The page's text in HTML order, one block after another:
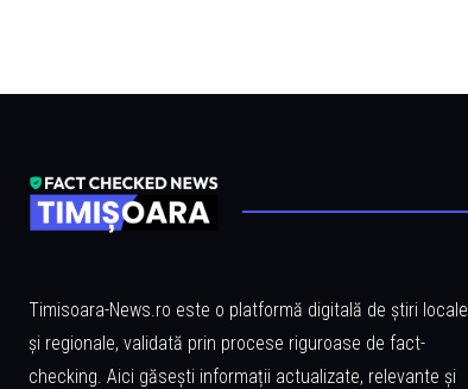
Timisoara-News.ro este o platformă digitală de știri locale
și regionale, validată prin procese riguroase de fact-
checking. Aici găsești informații actualizate, relevante și